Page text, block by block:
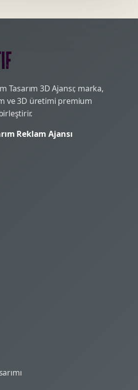
Tasarım 3D Ajansı; marka,
ve 3D üretimi premium
Reklam Ajansı